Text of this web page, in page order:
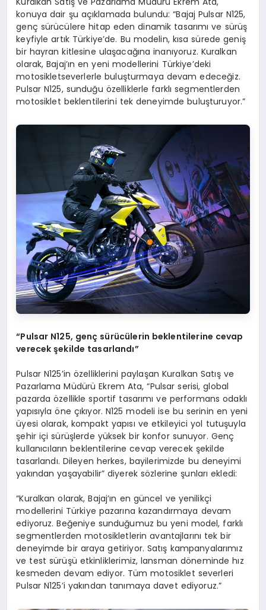
konuya dair şu açıklamada bulundu: “Bajaj Pulsar N125,
genç sürücülere hitap eden dinamik tasarımı ve sürüş
keyfiyle artık Türkiye’de. Bu modelin, kısa sürede geniş
bir hayran kitlesine ulaşacağına inanıyoruz. Kuralkan
olarak, Bajaj’ın en yeni modellerini Türkiye’deki
motosikletseverlerle buluşturmaya devam edeceğiz.
Pulsar N125, sunduğu özelliklerle farklı segmentlerden
motosiklet beklentilerini tek deneyimde buluşturuyor.”
“Pulsar N125, genç sürücülerin beklentilerine cevap
verecek şekilde tasarlandı”
Pulsar N125’in özelliklerini paylaşan Kuralkan Satış ve
Pazarlama Müdürü Ekrem Ata, “Pulsar serisi, global
pazarda özellikle sportif tasarımı ve performans odaklı
yapısıyla öne çıkıyor. N125 modeli ise bu serinin en yeni
üyesi olarak, kompakt yapısı ve etkileyici yol tutuşuyla
şehir içi sürüşlerde yüksek bir konfor sunuyor. Genç
kullanıcıların beklentilerine cevap verecek şekilde
tasarlandı. Dileyen herkes, bayilerimizde bu deneyimi
yakından yaşayabilir” diyerek sözlerine şunları ekledi:
“Kuralkan olarak, Bajaj’ın en güncel ve yenilikçi
modellerini Türkiye pazarına kazandırmaya devam
ediyoruz. Beğeniye sunduğumuz bu yeni model, farklı
segmentlerden motosikletlerin avantajlarını tek bir
deneyimde bir araya getiriyor. Satış kampanyalarımız
ve test sürüşü etkinliklerimiz, lansman döneminde hız
kesmeden devam ediyor. Tüm motosiklet severleri
Pulsar N125’i yakından tanımaya davet ediyoruz.”